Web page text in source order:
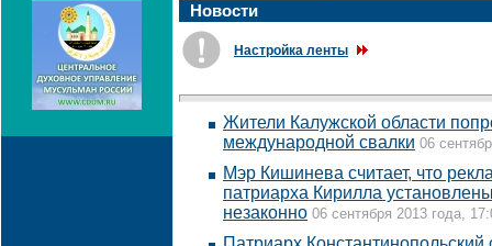
Новости
Настройка ленты
Жители Калужской области
международной свалки 06
Мэр Кишинева считает, что
патриарха Кирилла
незаконно 06 сентября 2013 года,